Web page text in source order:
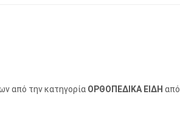
από την κατηγορία ΟΡΘΟΠΕΔΙΚΑ ΕΙΔΗ